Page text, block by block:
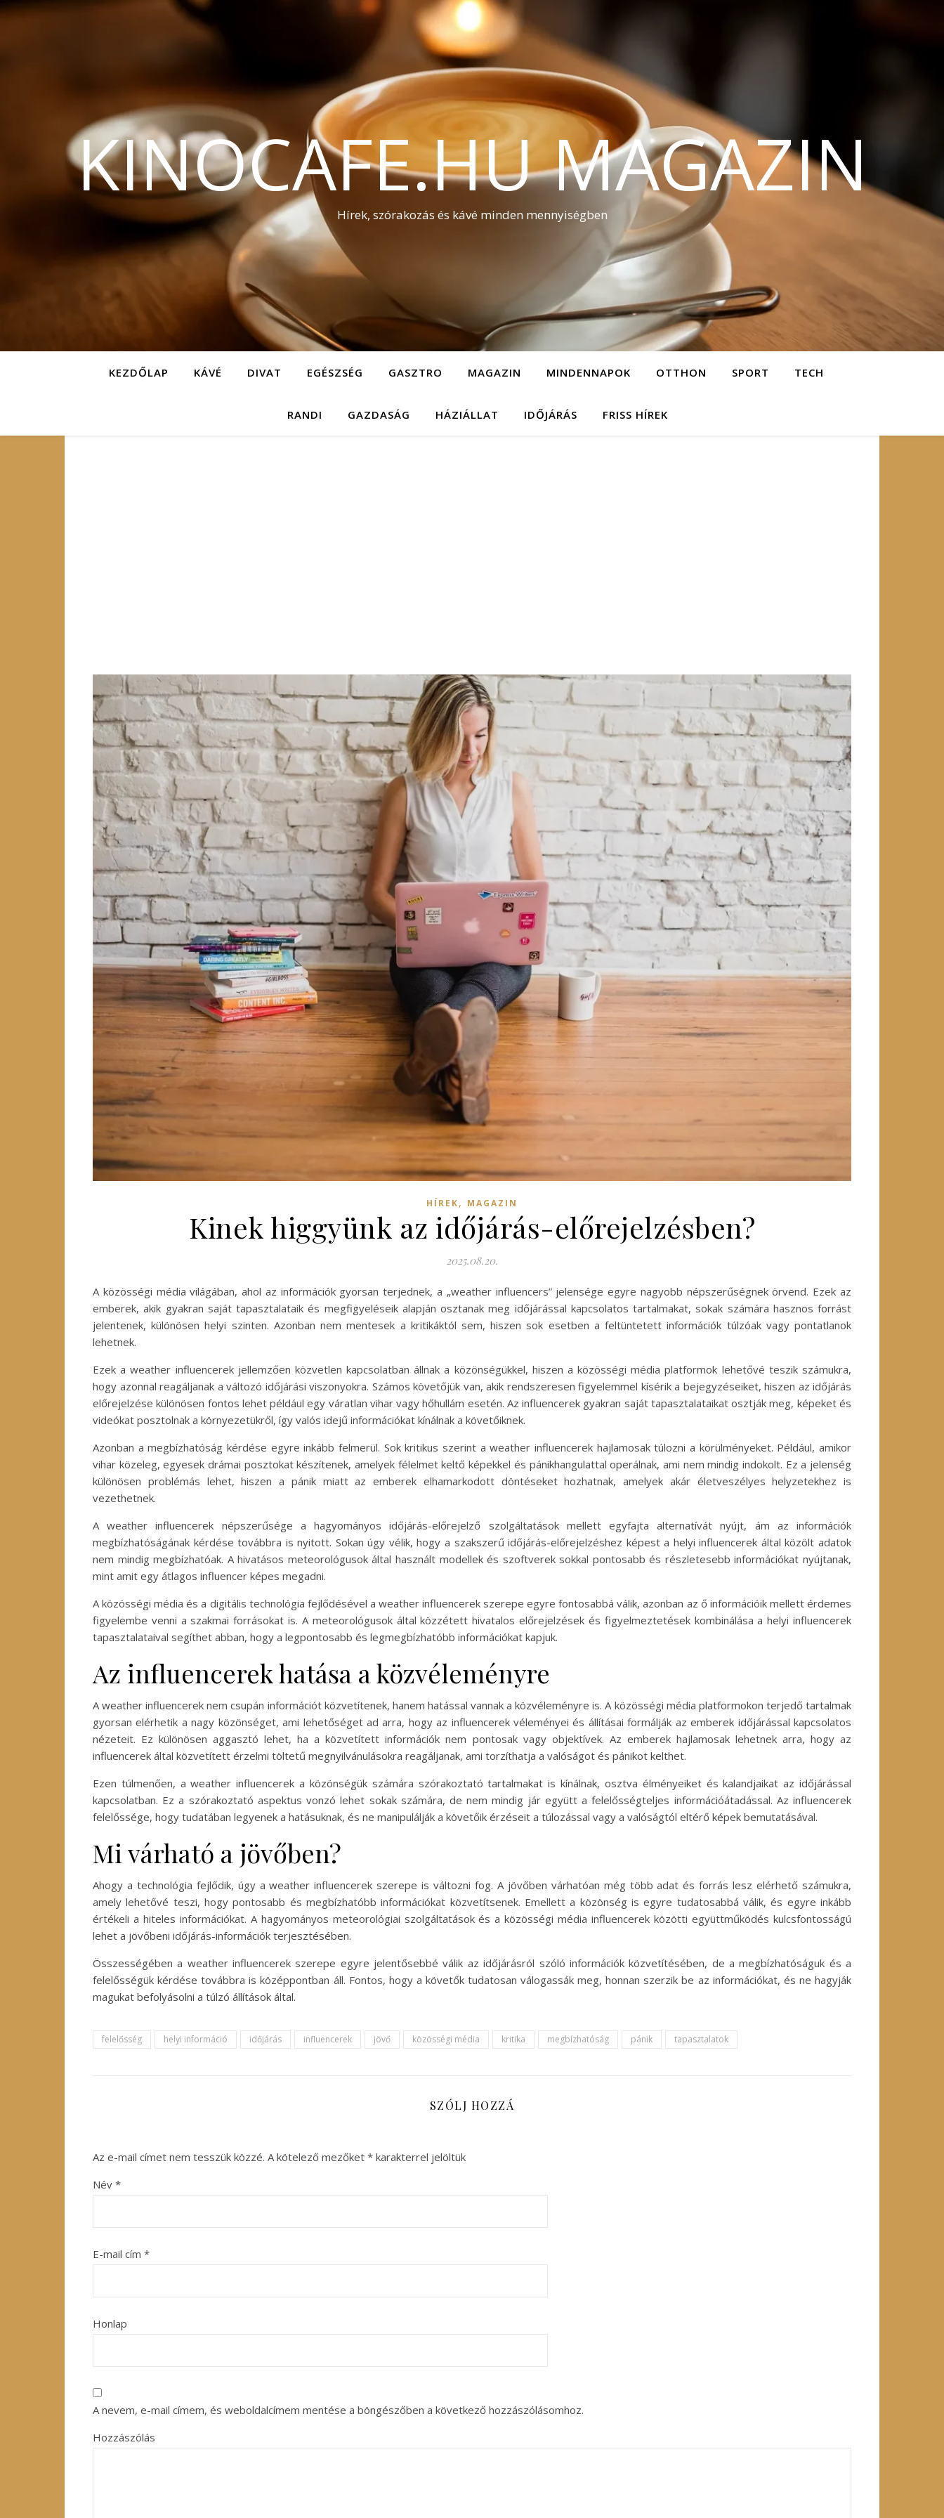
KINOCAFE.HU MAGAZIN
Hírek, szórakozás és kávé minden mennyiségben
KEZDŐLAP KÁVÉ DIVAT EGÉSZSÉG GASZTRO MAGAZIN MINDENNAPOK OTTHON SPORT TECH
RANDI GAZDASÁG HÁZIÁLLAT IDŐJÁRÁS FRISS HÍREK
HÍREK, MAGAZIN
Kinek higgyünk az időjárás-előrejelzésben?
2025.08.20.
A közösségi média világában, ahol az információk gyorsan terjednek, a „weather influencers” jelensége egyre nagyobb népszerűségnek örvend. Ezek az
emberek, akik gyakran saját tapasztalataik és megfigyeléseik alapján osztanak meg időjárással kapcsolatos tartalmakat, sokak számára hasznos forrást
jelentenek, különösen helyi szinten. Azonban nem mentesek a kritikáktól sem, hiszen sok esetben a feltüntetett információk túlzóak vagy pontatlanok
lehetnek.
Ezek a weather influencerek jellemzően közvetlen kapcsolatban állnak a közönségükkel, hiszen a közösségi média platformok lehetővé teszik számukra,
hogy azonnal reagáljanak a változó időjárási viszonyokra. Számos követőjük van, akik rendszeresen figyelemmel kísérik a bejegyzéseiket, hiszen az időjárás
előrejelzése különösen fontos lehet például egy váratlan vihar vagy hőhullám esetén. Az influencerek gyakran saját tapasztalataikat osztják meg, képeket és
videókat posztolnak a környezetükről, így valós idejű információkat kínálnak a követőiknek.
Azonban a megbízhatóság kérdése egyre inkább felmerül. Sok kritikus szerint a weather influencerek hajlamosak túlozni a körülményeket. Például, amikor
vihar közeleg, egyesek drámai posztokat készítenek, amelyek félelmet keltő képekkel és pánikhangulattal operálnak, ami nem mindig indokolt. Ez a jelenség
különösen problémás lehet, hiszen a pánik miatt az emberek elhamarkodott döntéseket hozhatnak, amelyek akár életveszélyes helyzetekhez is
vezethetnek.
A weather influencerek népszerűsége a hagyományos időjárás-előrejelző szolgáltatások mellett egyfajta alternatívát nyújt, ám az információk
megbízhatóságának kérdése továbbra is nyitott. Sokan úgy vélik, hogy a szakszerű időjárás-előrejelzéshez képest a helyi influencerek által közölt adatok
nem mindig megbízhatóak. A hivatásos meteorológusok által használt modellek és szoftverek sokkal pontosabb és részletesebb információkat nyújtanak,
mint amit egy átlagos influencer képes megadni.
A közösségi média és a digitális technológia fejlődésével a weather influencerek szerepe egyre fontosabbá válik, azonban az ő információik mellett érdemes
figyelembe venni a szakmai forrásokat is. A meteorológusok által közzétett hivatalos előrejelzések és figyelmeztetések kombinálása a helyi influencerek
tapasztalataival segíthet abban, hogy a legpontosabb és legmegbízhatóbb információkat kapjuk.
Az influencerek hatása a közvéleményre
A weather influencerek nem csupán információt közvetítenek, hanem hatással vannak a közvéleményre is. A közösségi média platformokon terjedő tartalmak
gyorsan elérhetik a nagy közönséget, ami lehetőséget ad arra, hogy az influencerek véleményei és állításai formálják az emberek időjárással kapcsolatos
nézeteit. Ez különösen aggasztó lehet, ha a közvetített információk nem pontosak vagy objektívek. Az emberek hajlamosak lehetnek arra, hogy az
influencerek által közvetített érzelmi töltetű megnyilvánulásokra reagáljanak, ami torzíthatja a valóságot és pánikot kelthet.
Ezen túlmenően, a weather influencerek a közönségük számára szórakoztató tartalmakat is kínálnak, osztva élményeiket és kalandjaikat az időjárással
kapcsolatban. Ez a szórakoztató aspektus vonzó lehet sokak számára, de nem mindig jár együtt a felelősségteljes információátadással. Az influencerek
felelőssége, hogy tudatában legyenek a hatásuknak, és ne manipulálják a követőik érzéseit a túlozással vagy a valóságtól eltérő képek bemutatásával.
Mi várható a jövőben?
Ahogy a technológia fejlődik, úgy a weather influencerek szerepe is változni fog. A jövőben várhatóan még több adat és forrás lesz elérhető számukra,
amely lehetővé teszi, hogy pontosabb és megbízhatóbb információkat közvetítsenek. Emellett a közönség is egyre tudatosabbá válik, és egyre inkább
értékeli a hiteles információkat. A hagyományos meteorológiai szolgáltatások és a közösségi média influencerek közötti együttműködés kulcsfontosságú
lehet a jövőbeni időjárás-információk terjesztésében.
Összességében a weather influencerek szerepe egyre jelentősebbé válik az időjárásról szóló információk közvetítésében, de a megbízhatóságuk és a
felelősségük kérdése továbbra is középpontban áll. Fontos, hogy a követők tudatosan válogassák meg, honnan szerzik be az információkat, és ne hagyják
magukat befolyásolni a túlzó állítások által.
felelősség helyi információ időjárás influencerek jövő közösségi média kritika megbízhatóság pánik tapasztalatok
SZÓLJ HOZZÁ
Az e-mail címet nem tesszük közzé. A kötelező mezőket * karakterrel jelöltük
Név *
E-mail cím *
Honlap
A nevem, e-mail címem, és weboldalcímem mentése a böngészőben a következő hozzászólásomhoz.
Hozzászólás